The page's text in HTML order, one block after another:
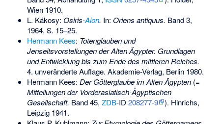
Wien 1910.
L. Kákosy: Osiris-Aion. In: Oriens antiquus. Band 3,
1964, S. 15–25.
Hermann Kees: Totenglauben und
Jenseitsvorstellungen der Alten Ägypter. Grundlagen
und Entwicklung bis zum Ende des mittleren Reiches.
4. unveränderte Auflage. Akademie-Verlag, Berlin 1980.
Hermann Kees: Der Götterglaube im Alten Ägypten(=
Mitteilungen der Vorderasiatisch-Ägyptischen
Gesellschaft. Band 45, ZDB-ID 208277-9
). Hinrichs,
Leipzig 1941.